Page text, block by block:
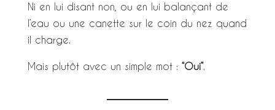
Ni en lui disant non, ou en lui balançant de
l’eau ou une canette sur le coin du nez quand
il charge.
Mais plutôt avec un simple mot : “Oui”.